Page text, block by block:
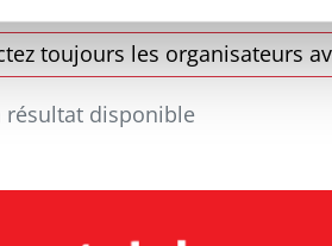
toujours les organisateurs
résultat disponible